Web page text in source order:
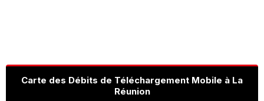
Carte des Débits de Téléchargement Mobile à La
Réunion